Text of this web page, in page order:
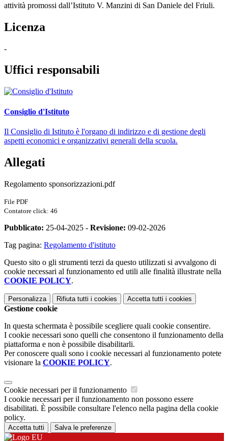
attività promossi dall’Istituto V. Manzini di San Daniele del Friuli.
Licenza
-
Uffici responsabili
Consiglio d'Istituto
Il Consiglio di Istituto è l'organo di indirizzo e di gestione degli
aspetti economici e organizzativi generali della scuola.
Allegati
Regolamento sponsorizzazioni.pdf
File PDF
Contatore click: 46
Pubblicato: 25-04-2025 - Revisione: 09-02-2026
Tag pagina: Regolamento d'istituto
Questo sito o gli strumenti terzi da questo utilizzati si avvalgono di
cookie necessari al funzionamento ed utili alle finalità illustrate nella
COOKIE POLICY.
Personalizza Rifiuta tutti i cookies Accetta tutti i cookies
Gestione cookie
In questa schermata è possibile scegliere quali cookie consentire.
I cookie necessari sono quelli che consentono il funzionamento della
piattaforma e non è possibile disabilitarli.
Per conoscere quali sono i cookie necessari al funzionamento potete
visionare la COOKIE POLICY.
Cookie necessari per il funzionamento
I cookie necessari per il funzionamento non possono essere
disabilitati. È possibile consultare l'elenco nella pagina della cookie
policy.
Accetta tutti Salva le preferenze